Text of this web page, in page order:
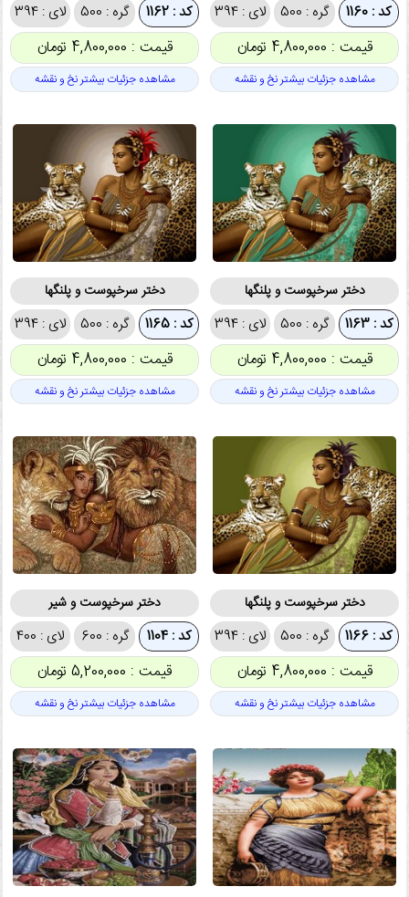
کد : 1160 گره : 500 لای : 394
قیمت : 4,800,000 تومان
مشاهده جزئیات بیشتر نخ و نقشه
کد : 1162 گره : 500 لای : 394
قیمت : 4,800,000 تومان
مشاهده جزئیات بیشتر نخ و نقشه
دختر سرخپوست و پلنگها
کد : 1163 گره : 500 لای : 394
قیمت : 4,800,000 تومان
مشاهده جزئیات بیشتر نخ و نقشه
دختر سرخپوست و پلنگها
کد : 1165 گره : 500 لای : 394
قیمت : 4,800,000 تومان
مشاهده جزئیات بیشتر نخ و نقشه
دختر سرخپوست و پلنگها
کد : 1166 گره : 500 لای : 394
قیمت : 4,800,000 تومان
مشاهده جزئیات بیشتر نخ و نقشه
دختر سرخپوست و شیر
کد : 1104 گره : 600 لای : 400
قیمت : 5,200,000 تومان
مشاهده جزئیات بیشتر نخ و نقشه